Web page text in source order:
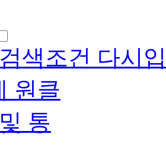
검색조건 다시